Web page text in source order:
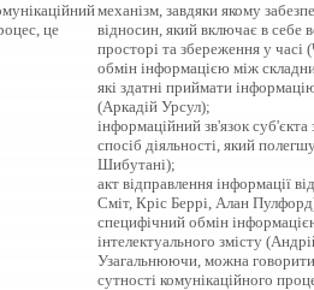
це
механізм, завдяки якому
відносин, який включає в себе
просторі та збереження у часі
обмін інформацією між
які здатні приймати
(Аркадій Урсул);
інформаційний зв'язок
спосіб діяльності, який
Шибутані);
акт відправлення інформації
Сміт, Кріс Беррі, Алан
специфічний обмін
інтелектуального змісту
Узагальнюючи, можна говорити
сутності комунікаційного